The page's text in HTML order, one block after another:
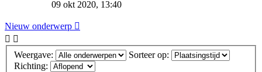
09 okt 2020, 13:40
Nieuw onderwerp
Weergave:
Sorteer op:
Richting: